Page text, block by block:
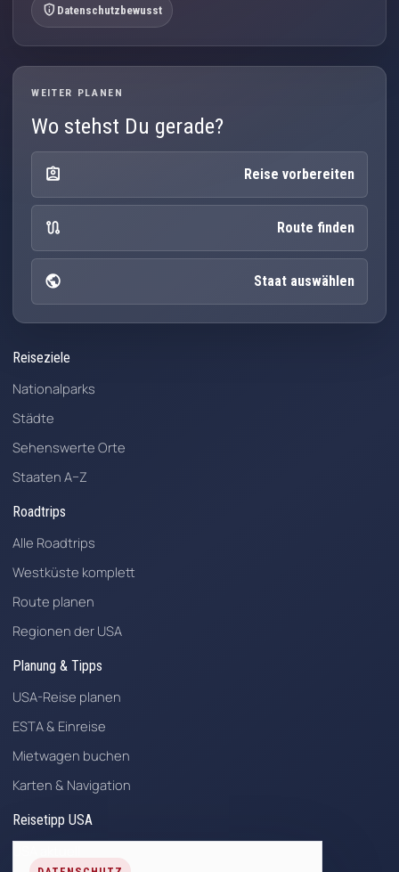
privacy_tip Datenschutzbewusst
WEITER PLANEN
Wo stehst Du gerade?
assignment_ind Reise vorbereiten
route Route finden
public Staat auswählen
Reiseziele
Nationalparks
Städte
Sehenswerte Orte
Staaten A–Z
Roadtrips
Alle Roadtrips
Westküste komplett
Route planen
Regionen der USA
Planung & Tipps
USA-Reise planen
ESTA & Einreise
Mietwagen buchen
Karten & Navigation
Reisetipp USA